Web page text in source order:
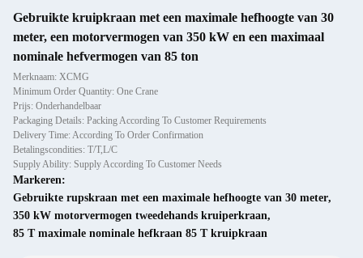
Gebruikte kruipkraan met een maximale hefhoogte van 30
meter, een motorvermogen van 350 kW en een maximaal
nominale hefvermogen van 85 ton
Merknaam: XCMG
Minimum Order Quantity: One Crane
Prijs: Onderhandelbaar
Packaging Details: Packing According To Customer Requirements
Delivery Time: According To Order Confirmation
Betalingscondities: T/T,L/C
Supply Ability: Supply According To Customer Needs
Markeren:
Gebruikte rupskraan met een maximale hefhoogte van 30 meter,
350 kW motorvermogen tweedehands kruiperkraan,
85 T maximale nominale hefkraan 85 T kruipkraan